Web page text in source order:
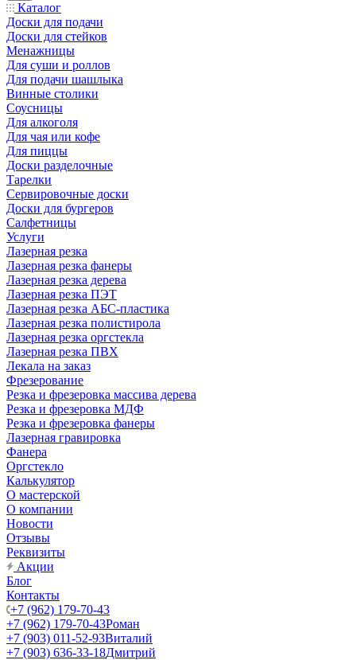
Каталог
Доски для подачи
Доски для стейков
Менажницы
Для суши и роллов
Для подачи шашлыка
Винные столики
Соусницы
Для алкоголя
Для чая или кофе
Для пиццы
Доски разделочные
Тарелки
Сервировочные доски
Доски для бургеров
Салфетницы
Услуги
Лазерная резка
Лазерная резка фанеры
Лазерная резка дерева
Лазерная резка ПЭТ
Лазерная резка АБС-пластика
Лазерная резка полистирола
Лазерная резка оргстекла
Лазерная резка ПВХ
Лекала на заказ
Фрезерование
Резка и фрезеровка массива дерева
Резка и фрезеровка МДФ
Резка и фрезеровка фанеры
Лазерная гравировка
Фанера
Орг­стек­ло
Калькулятор
О мастерской
О компании
Новости
Отзывы
Реквизиты
Акции
Блог
Контакты
+7 (962) 179-70-43
+7 (962) 179-70-43Роман
+7 (903) 011-52-93Виталий
+7 (903) 636-33-18Дмитрий